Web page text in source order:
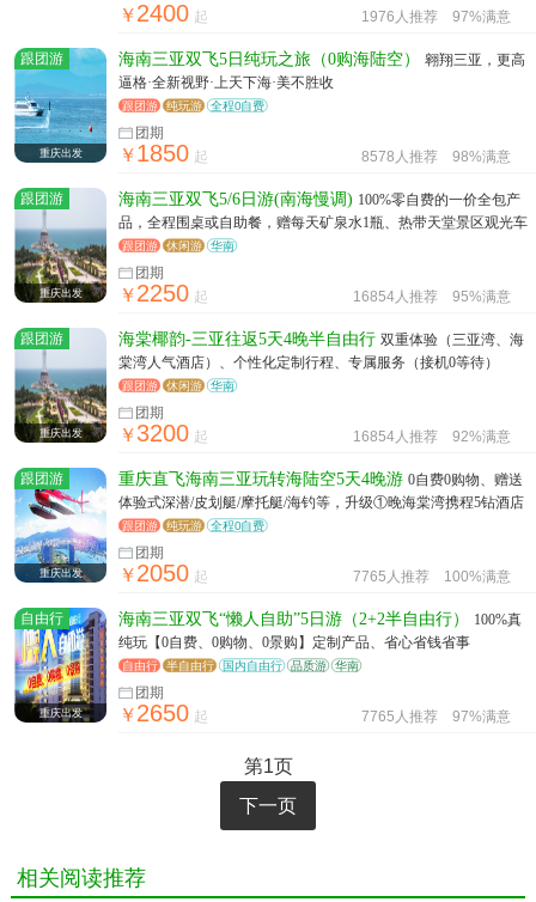
￥2400 起 1976人推荐 97%满意
跟团游
重庆出发
海南三亚双飞5日纯玩之旅（0购海陆空）
翱翔三亚，更高
逼格·全新视野·上天下海·美不胜收
跟团游 纯玩游 全程0自费
团期
￥1850 起 8578人推荐 98%满意
跟团游
重庆出发
海南三亚双飞5/6日游(南海慢调) 100%零自费的一价全包产
品，全程围桌或自助餐，赠每天矿泉水1瓶、热带天堂景区观光车
跟团游 休闲游 华南
团期
￥2250 起 16854人推荐 95%满意
跟团游
重庆出发
海棠椰韵-三亚往返5天4晚半自由行 双重体验（三亚湾、海
棠湾人气酒店）、个性化定制行程、专属服务（接机0等待）
跟团游 休闲游 华南
团期
￥3200 起 16854人推荐 92%满意
跟团游
重庆出发
重庆直飞海南三亚玩转海陆空5天4晚游 0自费0购物、赠送
体验式深潜/皮划艇/摩托艇/海钓等，升级①晚海棠湾携程5钻酒店
跟团游 纯玩游 全程0自费
团期
￥2050 起 7765人推荐 100%满意
自由行
重庆出发
海南三亚双飞“懒人自助”5日游（2+2半自由行）
100%真
纯玩【0自费、0购物、0景购】定制产品、省心省钱省事
自由行 半自由行 国内自由行 品质游 华南
团期
￥2650 起 7765人推荐 97%满意
第1页
下一页
相关阅读推荐